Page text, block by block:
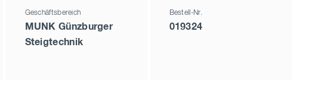
Geschäftsbereich
MUNK Günzburger
Steigtechnik
Bestell-Nr.
019324